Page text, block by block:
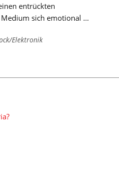
entrückten
sich emotional …
Elektronik